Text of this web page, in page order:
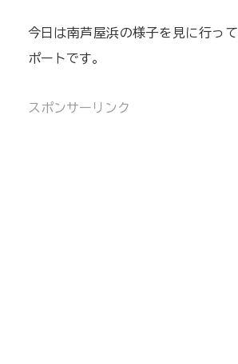
今日は南芦屋浜の様子を見に行っ
ポートです。
スポンサーリンク